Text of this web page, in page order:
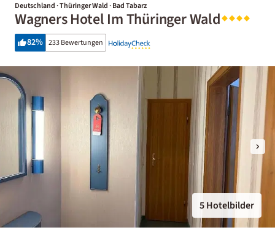
Deutschland · Thüringer Wald · Bad Tabarz
Wagners Hotel Im Thüringer Wald
82% 233 Bewertungen
5 Hotelbilder